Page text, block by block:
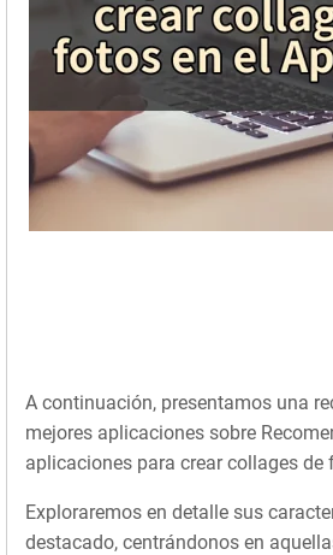
A continuación, presentamos una
mejores aplicaciones sobre
aplicaciones para crear collages de
Exploraremos en detalle sus
destacado, centrándonos en